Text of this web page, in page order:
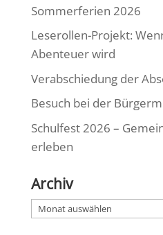
Sommerferien 2026
Leserollen-Projekt:
Abenteuer wird
Verabschiedung der
Besuch bei der
Schulfest 2026 –
erleben
Archiv
Archiv